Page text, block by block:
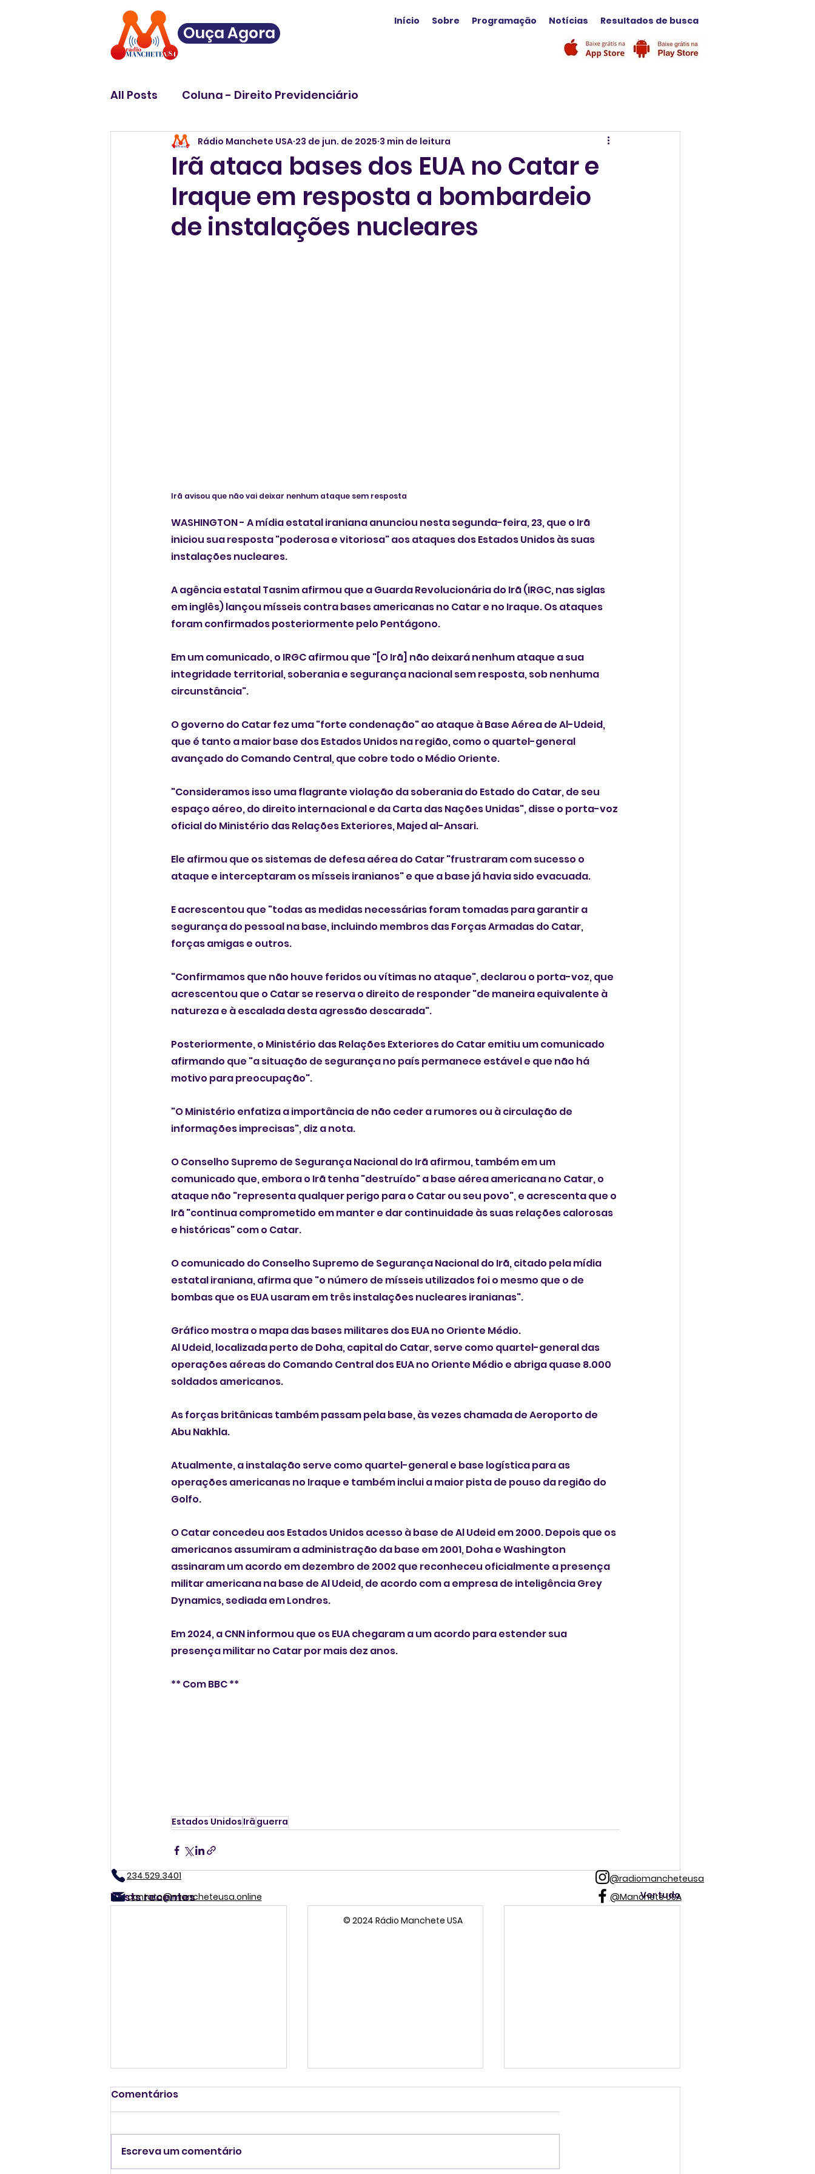
Ouça Agora
Início Sobre Programação Notícias Resultados de busca
All Posts Coluna - Direito Previdenciário
Irã ataca bases dos EUA no Catar e
Iraque em resposta a bombardeio
de instalações nucleares
Rádio Manchete USA 23 de jun. de 2025 3 min de leitura
Irã avisou que não vai deixar nenhum ataque sem resposta
WASHINGTON - A mídia estatal iraniana anunciou nesta segunda-feira, 23, que o Irã
iniciou sua resposta "poderosa e vitoriosa" aos ataques dos Estados Unidos às suas
instalações nucleares.
A agência estatal Tasnim afirmou que a Guarda Revolucionária do Irã (IRGC, nas siglas
em inglês) lançou mísseis contra bases americanas no Catar e no Iraque. Os ataques
foram confirmados posteriormente pelo Pentágono.
Em um comunicado, o IRGC afirmou que "[O Irã] não deixará nenhum ataque a sua
integridade territorial, soberania e segurança nacional sem resposta, sob nenhuma
circunstância".
O governo do Catar fez uma "forte condenação" ao ataque à Base Aérea de Al-Udeid,
que é tanto a maior base dos Estados Unidos na região, como o quartel-general
avançado do Comando Central, que cobre todo o Médio Oriente.
"Consideramos isso uma flagrante violação da soberania do Estado do Catar, de seu
espaço aéreo, do direito internacional e da Carta das Nações Unidas", disse o porta-voz
oficial do Ministério das Relações Exteriores, Majed al-Ansari.
Ele afirmou que os sistemas de defesa aérea do Catar "frustraram com sucesso o
ataque e interceptaram os mísseis iranianos" e que a base já havia sido evacuada.
E acrescentou que "todas as medidas necessárias foram tomadas para garantir a
segurança do pessoal na base, incluindo membros das Forças Armadas do Catar,
forças amigas e outros.
"Confirmamos que não houve feridos ou vítimas no ataque", declarou o porta-voz, que
acrescentou que o Catar se reserva o direito de responder "de maneira equivalente à
natureza e à escalada desta agressão descarada".
Posteriormente, o Ministério das Relações Exteriores do Catar emitiu um comunicado
afirmando que "a situação de segurança no país permanece estável e que não há
motivo para preocupação".
"O Ministério enfatiza a importância de não ceder a rumores ou à circulação de
informações imprecisas", diz a nota.
O Conselho Supremo de Segurança Nacional do Irã afirmou, também em um
comunicado que, embora o Irã tenha "destruído" a base aérea americana no Catar, o
ataque não "representa qualquer perigo para o Catar ou seu povo", e acrescenta que o
Irã "continua comprometido em manter e dar continuidade às suas relações calorosas
e históricas" com o Catar.
O comunicado do Conselho Supremo de Segurança Nacional do Irã, citado pela mídia
estatal iraniana, afirma que "o número de mísseis utilizados foi o mesmo que o de
bombas que os EUA usaram em três instalações nucleares iranianas".
Gráfico mostra o mapa das bases militares dos EUA no Oriente Médio.
Al Udeid, localizada perto de Doha, capital do Catar, serve como quartel-general das
operações aéreas do Comando Central dos EUA no Oriente Médio e abriga quase 8.000
soldados americanos.
As forças britânicas também passam pela base, às vezes chamada de Aeroporto de
Abu Nakhla.
Atualmente, a instalação serve como quartel-general e base logística para as
operações americanas no Iraque e também inclui a maior pista de pouso da região do
Golfo.
O Catar concedeu aos Estados Unidos acesso à base de Al Udeid em 2000. Depois que os
americanos assumiram a administração da base em 2001, Doha e Washington
assinaram um acordo em dezembro de 2002 que reconheceu oficialmente a presença
militar americana na base de Al Udeid, de acordo com a empresa de inteligência Grey
Dynamics, sediada em Londres.
Em 2024, a CNN informou que os EUA chegaram a um acordo para estender sua
presença militar no Catar por mais dez anos.
** Com BBC **
Estados Unidos Irã guerra
Posts recentes Ver tudo
Comentários
Escreva um comentário
234.529.3401
contato@mancheteusa.online
@radiomancheteusa
@Manchete USA
© 2024 Rádio Manchete USA